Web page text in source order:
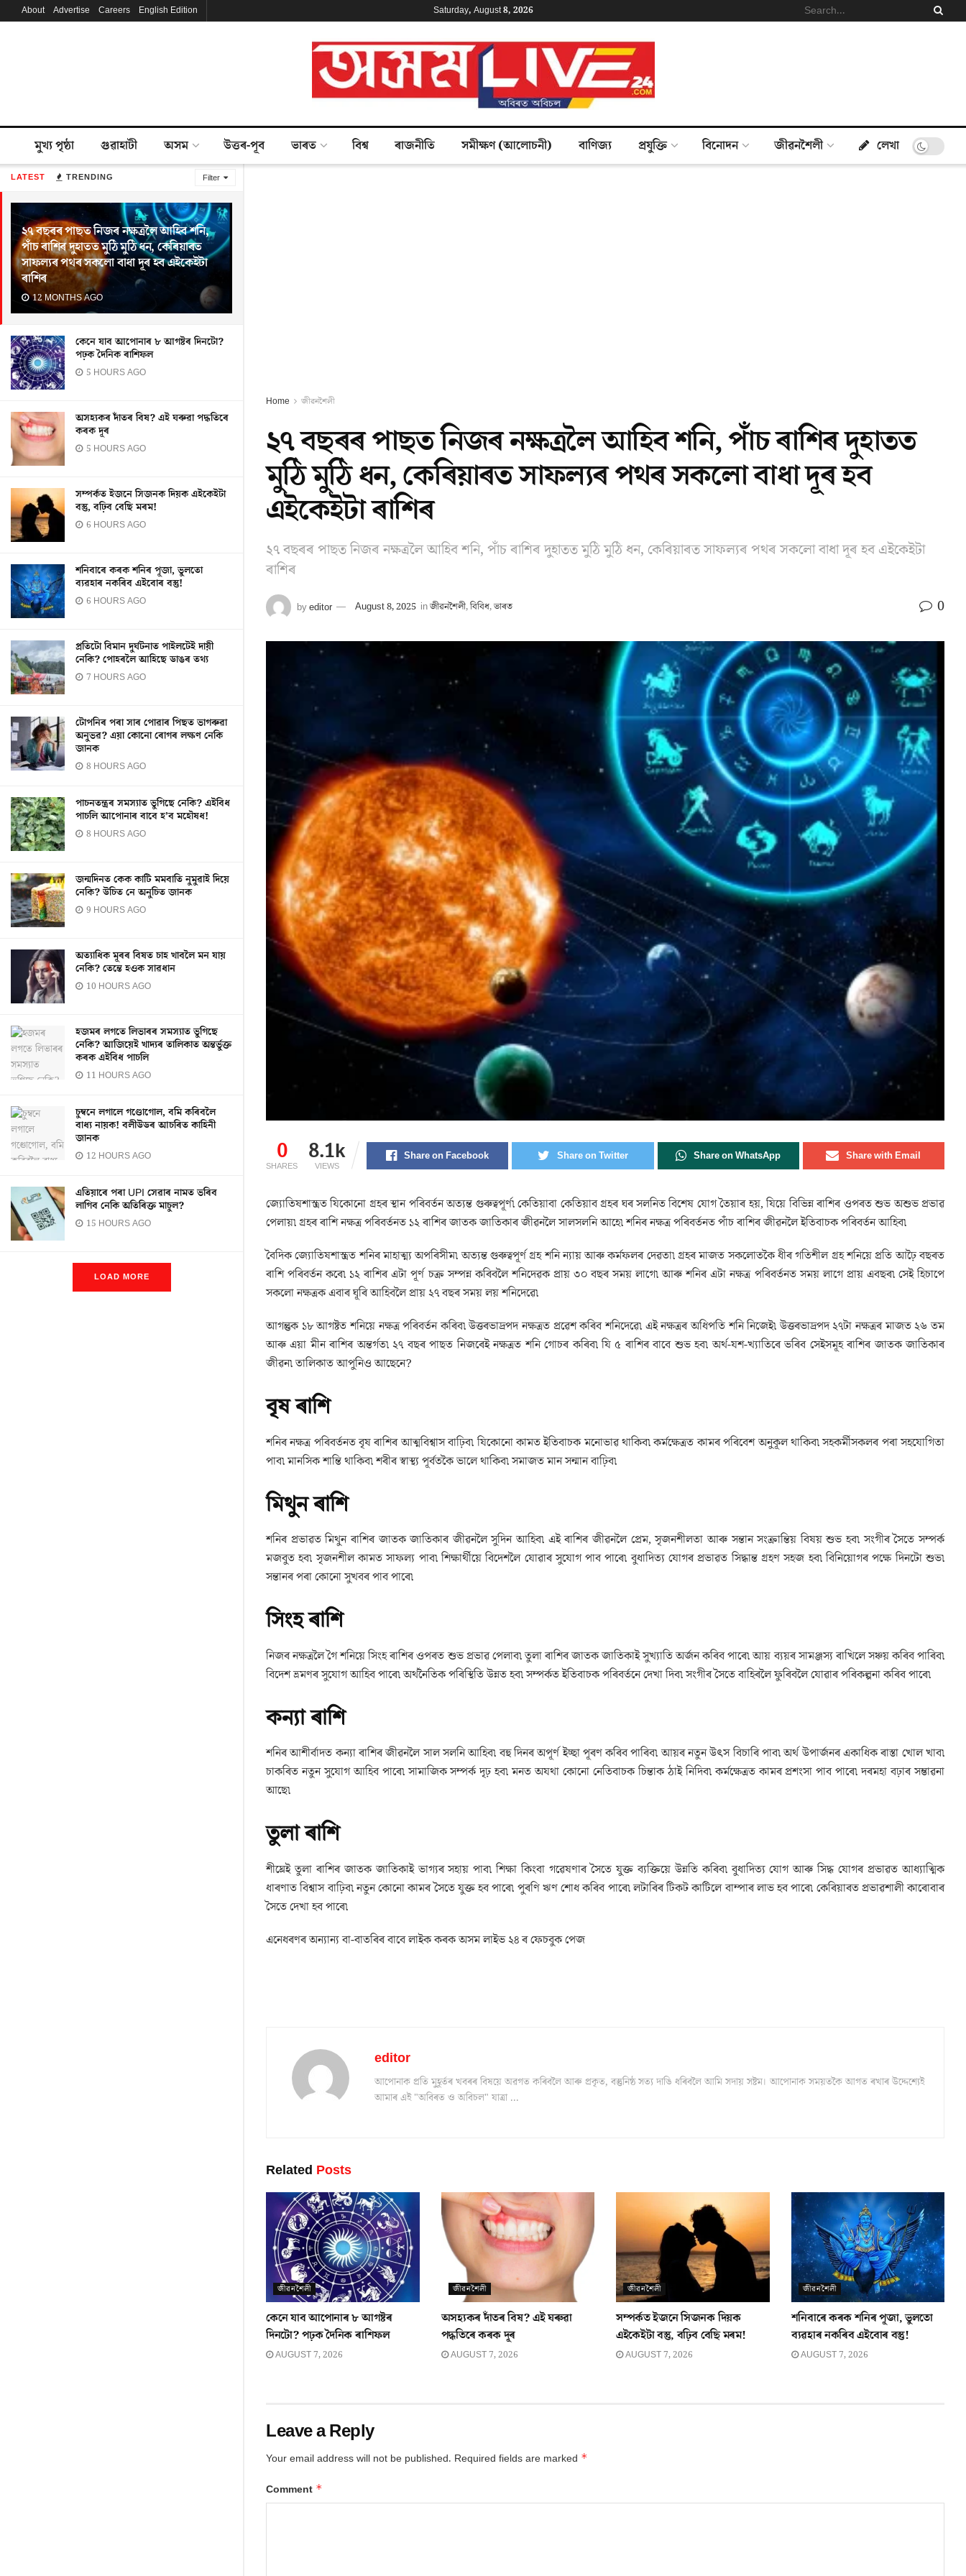
LATEST TRENDING Filter
২৭ বছৰৰ পাছত নিজৰ নক্ষত্ৰলৈ আহিব শনি,
পাঁচ ৰাশিৰ দুহাতত মুঠি মুঠি ধন, কেৰিয়াৰত
সাফল্যৰ পথৰ সকলো বাধা দূৰ হব এইকেইটা
ৰাশিৰ
12 MONTHS AGO
কেনে যাব আপোনাৰ ৮ আগষ্টৰ দিনটো?
পঢ়ক দৈনিক ৰাশিফল
5 HOURS AGO
অসহ্যকৰ দাঁতৰ বিষ? এই ঘৰুৱা পদ্ধতিৰে
কৰক দূৰ
5 HOURS AGO
সম্পৰ্কত ইজনে সিজনক দিয়ক এইকেইটা
বস্তু, বঢ়িব বেছি মৰম!
6 HOURS AGO
শনিবাৰে কৰক শনিৰ পূজা, ভুলতো
ব্যৱহাৰ নকৰিব এইবোৰ বস্তু!
6 HOURS AGO
প্ৰতিটো বিমান দুৰ্ঘটনাত পাইলটেই দায়ী
নেকি? পোহৰলৈ আহিছে ডাঙৰ তথ্য
7 HOURS AGO
টোপনিৰ পৰা সাৰ পোৱাৰ পিছত ভাগৰুৱা
অনুভৱ? এয়া কোনো ৰোগৰ লক্ষণ নেকি
জানক
8 HOURS AGO
পাচনতন্ত্ৰৰ সমস্যাত ভুগিছে নেকি? এইবিধ
পাচলি আপোনাৰ বাবে হ’ব মহৌষধ!
8 HOURS AGO
জন্মদিনত কেক কাটি মমবাতি নুমুৱাই দিয়ে
নেকি? উচিত নে অনুচিত জানক
9 HOURS AGO
অত্যাধিক মূৰৰ বিষত চাহ খাবলৈ মন যায়
নেকি? তেন্তে হওক সাৱধান
10 HOURS AGO
হজমৰ লগতে লিভাৰৰ সমস্যাত ভুগিছে
নেকি? আজিয়েই খাদ্যৰ তালিকাত অন্তৰ্ভুক্ত
কৰক এইবিধ পাচলি
11 HOURS AGO
চুম্বনে লগালে গণ্ডোগোল, বমি কৰিবলৈ
বাধ্য নায়ক! বলীউডৰ আচৰিত কাহিনী
জানক
12 HOURS AGO
এতিয়াৰে পৰা UPI সেৱাৰ নামত ভৰিব
লাগিব নেকি অতিৰিক্ত মাচুল?
15 HOURS AGO
LOAD MORE
About Advertise Careers English Edition Saturday, August 8, 2026
মুখ্য পৃষ্ঠা গুৱাহাটী অসম উত্তৰ-পূব ভাৰত বিশ্ব ৰাজনীতি সমীক্ষণ (আলোচনী) বাণিজ্য প্ৰযুক্তি বিনোদন জীৱনশৈলী লেখা
Home জীৱনশৈলী
২৭ বছৰৰ পাছত নিজৰ নক্ষত্ৰলৈ আহিব শনি, পাঁচ ৰাশিৰ দুহাতত
মুঠি মুঠি ধন, কেৰিয়াৰত সাফল্যৰ পথৰ সকলো বাধা দূৰ হব
এইকেইটা ৰাশিৰ
২৭ বছৰৰ পাছত নিজৰ নক্ষত্ৰলৈ আহিব শনি, পাঁচ ৰাশিৰ দুহাতত মুঠি মুঠি ধন, কেৰিয়াৰত সাফল্যৰ পথৰ সকলো বাধা দূৰ হব এইকেইটা
ৰাশিৰ
byeditor August 8, 2025 inজীৱনশৈলী,বিবিধ,ভাৰত 0
0
SHARES
8.1k
VIEWS
Share on Facebook Share on Twitter Share on WhatsApp Share with Email
জ্যোতিষশাস্ত্ৰত যিকোনো গ্ৰহৰ স্থান পৰিবৰ্তন অত্যন্ত গুৰুত্বপূৰ্ণ৷ কেতিয়াবা কেতিয়াব গ্ৰহৰ ঘৰ সলনিত বিশেষ যোগ তৈয়াৰ হয়, যিয়ে বিভিন্ন ৰাশিৰ ওপৰত শুভ অশুভ প্ৰভাৱ
পেলায়৷ গ্ৰহৰ ৰাশি নক্ষত্ৰ পৰিবৰ্তনত ১২ ৰাশিৰ জাতক জাতিকাৰ জীৱনলৈ সালসলনি আহে৷ শনিৰ নক্ষত্ৰ পৰিবৰ্তনত পাঁচ ৰাশিৰ জীৱনলৈ ইতিবাচক পৰিবৰ্তন আহিব৷
বৈদিক জ্যোতিষশাস্ত্ৰত শনিৰ মাহাত্ম্য অপৰিসীম৷ অত্যন্ত গুৰুত্বপূৰ্ণ গ্ৰহ শনি ন্যায় আৰু কৰ্মফলৰ দেৱতা৷ গ্ৰহৰ মাজত সকলোতকৈ ধীৰ গতিশীল গ্ৰহ শনিয়ে প্ৰতি আঢ়ৈ বছৰত
ৰাশি পৰিবৰ্তন কৰে৷ ১২ ৰাশিৰ এটা পূৰ্ণ চক্ৰ সম্পন্ন কৰিবলৈ শনিদেৱক প্ৰায় ৩০ বছৰ সময় লাগে৷ আৰু শনিৰ এটা নক্ষত্ৰ পৰিবৰ্তনত সময় লাগে প্ৰায় এবছৰ৷ সেই হিচাপে
সকলো নক্ষত্ৰক এবাৰ ঘূৰি আহিবলৈ প্ৰায় ২৭ বছৰ সময় লয় শনিদেৱে৷
আগন্তুক ১৮ আগষ্টত শনিয়ে নক্ষত্ৰ পৰিবৰ্তন কৰিব৷ উত্তৰভাদ্ৰপদ নক্ষত্ৰত প্ৰৱেশ কৰিব শনিদেৱে৷ এই নক্ষত্ৰৰ অধিপতি শনি নিজেই৷ উত্তৰভাদ্ৰপদ ২৭টা নক্ষত্ৰৰ মাজত ২৬ তম
আৰু এয়া মীন ৰাশিৰ অন্তৰ্গত৷ ২৭ বছৰ পাছত নিজৰেই নক্ষত্ৰত শনি গোচৰ কৰিব৷ যি ৫ ৰাশিৰ বাবে শুভ হব৷ অৰ্থ-যশ-খ্যাতিৰে ভৰিব সেইসমূহ ৰাশিৰ জাতক জাতিকাৰ
জীৱন৷ তালিকাত আপুনিও আছেনে?
বৃষ ৰাশি
শনিৰ নক্ষত্ৰ পৰিবৰ্তনত বৃষ ৰাশিৰ আত্মবিশ্বাস বাঢ়িব৷ যিকোনো কামত ইতিবাচক মনোভাৱ থাকিব৷ কৰ্মক্ষেত্ৰত কামৰ পৰিবেশ অনুকূল থাকিব৷ সহকৰ্মীসকলৰ পৰা সহযোগিতা
পাব৷ মানসিক শান্তি থাকিব৷ শৰীৰ স্বাস্থ্য পূৰ্বতকৈ ভালে থাকিব৷ সমাজত মান সন্মান বাঢ়িব৷
মিথুন ৰাশি
শনিৰ প্ৰভাৱত মিথুন ৰাশিৰ জাতক জাতিকাৰ জীৱনলৈ সুদিন আহিব৷ এই ৰাশিৰ জীৱনলৈ প্ৰেম, সৃজনশীলতা আৰু সন্তান সংক্ৰান্তিয় বিষয় শুভ হব৷ সংগীৰ সৈতে সম্পৰ্ক
মজবুত হব৷ সৃজনশীল কামত সাফল্য পাব৷ শিক্ষাৰ্থীয়ে বিদেশলৈ যোৱাৰ সুযোগ পাব পাৰে৷ বুধাদিত্য যোগৰ প্ৰভাৱত সিদ্ধান্ত গ্ৰহণ সহজ হব৷ বিনিয়োগৰ পক্ষে দিনটো শুভ৷
সন্তানৰ পৰা কোনো সুখবৰ পাব পাৰে৷
সিংহ ৰাশি
নিজৰ নক্ষত্ৰলৈ গৈ শনিয়ে সিংহ ৰাশিৰ ওপৰত শুভ প্ৰভাৱ পেলাব৷ তুলা ৰাশিৰ জাতক জাতিকাই সুখ্যাতি অৰ্জন কৰিব পাৰে৷ আয় ব্যয়ৰ সামঞ্জস্য ৰাখিলে সঞ্চয় কৰিব পাৰিব৷
বিদেশ ভ্ৰমণৰ সুযোগ আহিব পাৰে৷ অৰ্থনৈতিক পৰিস্থিতি উন্নত হব৷ সম্পৰ্কত ইতিবাচক পৰিবৰ্তনে দেখা দিব৷ সংগীৰ সৈতে বাহিৰলৈ ফুৰিবলৈ যোৱাৰ পৰিকল্পনা কৰিব পাৰে৷
কন্যা ৰাশি
শনিৰ আশীৰ্বাদত কন্যা ৰাশিৰ জীৱনলৈ সাল সলনি আহিব৷ বহু দিনৰ অপূৰ্ণ ইচ্ছা পূৰণ কৰিব পাৰিব৷ আয়ৰ নতুন উৎস বিচাৰি পাব৷ অৰ্থ উপাৰ্জনৰ একাধিক ৰাস্তা খোল খাব৷
চাকৰিত নতুন সুযোগ আহিব পাৰে৷ সামাজিক সম্পৰ্ক দৃঢ় হব৷ মনত অযথা কোনো নেতিবাচক চিন্তাক ঠাই নিদিব৷ কৰ্মক্ষেত্ৰত কামৰ প্ৰশংসা পাব পাৰে৷ দৰমহা বঢ়াৰ সম্ভাৱনা
আছে৷
তুলা ৰাশি
শীঘ্ৰেই তুলা ৰাশিৰ জাতক জাতিকাই ভাগ্যৰ সহায় পাব৷ শিক্ষা কিংবা গৱেষণাৰ সৈতে যুক্ত ব্যক্তিয়ে উন্নতি কৰিব৷ বুধাদিত্য যোগ আৰু সিদ্ধ যোগৰ প্ৰভাৱত আধ্যাত্মিক
ধাৰণাত বিশ্বাস বাঢ়িব৷ নতুন কোনো কামৰ সৈতে যুক্ত হব পাৰে৷ পুৰণি ঋণ শোধ কৰিব পাৰে৷ লটাৰিৰ টিকট কাটিলে বাম্পাৰ লাভ হব পাৰে৷ কেৰিয়াৰত প্ৰভাৱশালী কাৰোবাৰ
সৈতে দেখা হব পাৰে৷
এনেধৰণৰ অন্যান্য বা-বাতৰিৰ বাবে লাইক কৰক অসম লাইভ ২৪ ৰ ফেচবুক পেজ
editor
আপোনাক প্ৰতি মুহূৰ্তৰ খবৰৰ বিষয়ে অৱগত কৰিবলৈ আৰু প্ৰকৃত, বস্তুনিষ্ঠ সত্য দাঙি ধৰিবলৈ আমি সদায় সষ্টম। আপোনাক সময়তকৈ আগত ৰখাৰ উদ্দেশ্যেই
আমাৰ এই "অবিৰত ও অবিচল" যাত্ৰা ...
Related Posts
জীৱনশৈলী
কেনে যাব আপোনাৰ ৮ আগষ্টৰ
দিনটো? পঢ়ক দৈনিক ৰাশিফল
AUGUST 7, 2026
জীৱনশৈলী
অসহ্যকৰ দাঁতৰ বিষ? এই ঘৰুৱা
পদ্ধতিৰে কৰক দূৰ
AUGUST 7, 2026
জীৱনশৈলী
সম্পৰ্কত ইজনে সিজনক দিয়ক
এইকেইটা বস্তু, বঢ়িব বেছি মৰম!
AUGUST 7, 2026
জীৱনশৈলী
শনিবাৰে কৰক শনিৰ পূজা, ভুলতো
ব্যৱহাৰ নকৰিব এইবোৰ বস্তু!
AUGUST 7, 2026
Leave a Reply
Your email address will not be published. Required fields are marked *
Comment *